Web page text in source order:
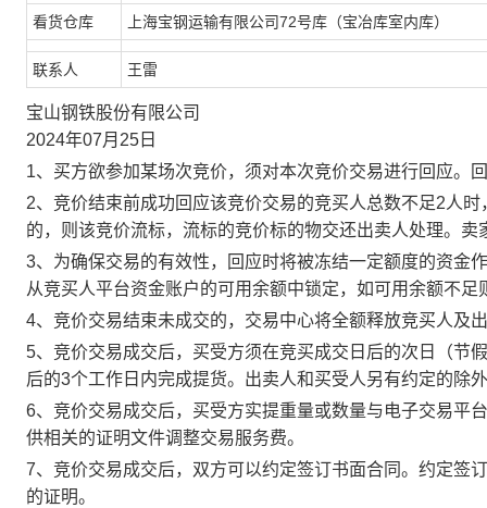
看货仓库 上海宝钢运输有限公司72号库（宝冶库室内库）
联系人 王雷
宝山钢铁股份有限公司
2024年07月25日
1、买方欲参加某场次竞价，须对本次竞价交易进行回应。
2、竞价结束前成功回应该竞价交易的竞买人总数不足2人
的，则该竞价流标，流标的竞价标的物交还出卖人处理。
3、为确保交易的有效性，回应时将被冻结一定额度的资金
从竞买人平台资金账户的可用余额中锁定，如可用余额不足
4、竞价交易结束未成交的，交易中心将全额释放竞买人及
5、竞价交易成交后，买受方须在竞买成交日后的次日（节
后的3个工作日内完成提货。出卖人和买受人另有约定的除
6、竞价交易成交后，买受方实提重量或数量与电子交易平
供相关的证明文件调整交易服务费。
7、竞价交易成交后，双方可以约定签订书面合同。约定签
的证明。